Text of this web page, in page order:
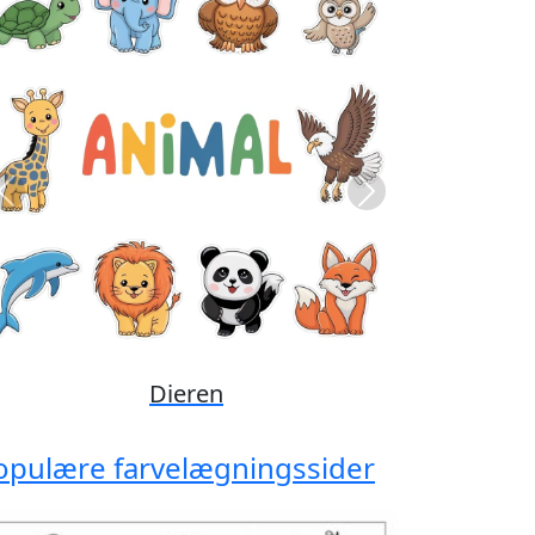
Disney
Previous Next
farvelægningssider